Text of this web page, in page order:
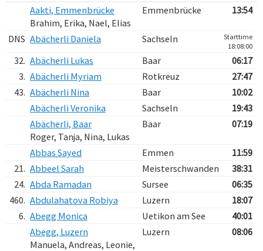
Aakti, Emmenbrücke
Brahim, Erika, Nael, Elias
Emmenbrücke 13:54
DNS Abächerli Daniela Sachseln
Starttime
18:08:00
32. Abächerli Lukas Baar
06:17
3. Abächerli Myriam Rotkreuz
27:47
43. Abächerli Nina Baar
10:02
Abächerli Veronika
Sachseln
19:43
Abächerli, Baar
Roger, Tanja, Nina, Lukas
Baar 07:19
Abbas Sayed Emmen
11:59
21. Abbeel Sarah Meisterschwanden
38:31
24. Abda Ramadan Sursee
06:35
460. Abdulahatova Robiya Luzern
18:07
6. Abegg Monica Uetikon am See
40:01
Abegg, Luzern
Manuela, Andreas, Leonie,
Luzern 08:06